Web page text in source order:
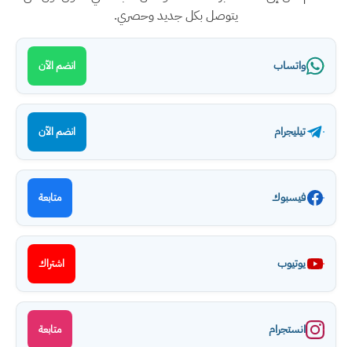
يتوصل بكل جديد وحصري.
واتساب انضم الآن
تيليجرام انضم الآن
فيسبوك متابعة
يوتيوب اشتراك
انستجرام متابعة